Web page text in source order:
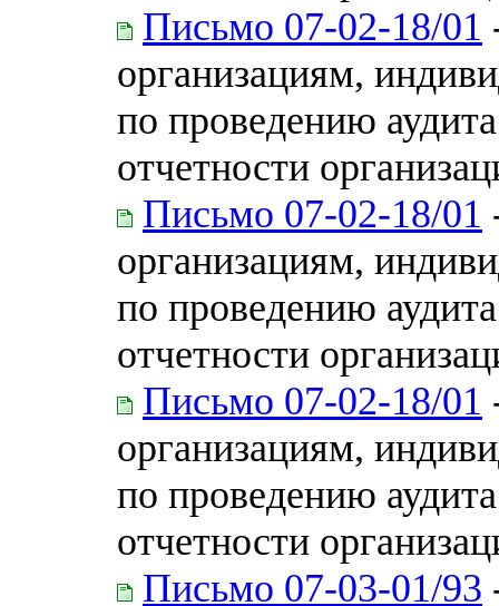
Письмо 07-02-18/01
организациям,
по проведению
отчетности
Письмо 07-02-18/01
организациям,
по проведению
отчетности
Письмо 07-02-18/01
организациям,
по проведению
отчетности
Письмо 07-03-01/93